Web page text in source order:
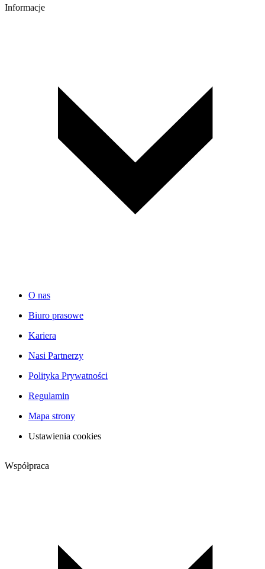
Informacje
O nas
Biuro prasowe
Kariera
Nasi Partnerzy
Polityka Prywatności
Regulamin
Mapa strony
Ustawienia cookies
Współpraca